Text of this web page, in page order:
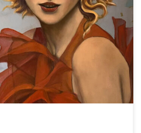
François Bachis Pugliese Carla
Le soleil – Acrilici e olio su tela
l’ arcano n. 15 rappresenta un
mano sinistra impugna una
si accosta a quella del